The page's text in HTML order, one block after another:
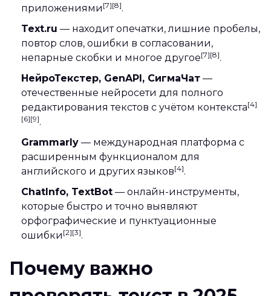
приложениями [7][8].
Text.ru — находит опечатки, лишние пробелы,
повтор слов, ошибки в согласовании,
непарные скобки и многое другое[7][8].
НейроТекстер, GenAPI, СигмаЧат —
отечественные нейросети для полного
редактирования текстов с учётом контекста[4]
[6][9].
Grammarly — международная платформа с
расширенным функционалом для
английского и других языков[4].
ChatInfo, TextBot — онлайн-инструменты,
которые быстро и точно выявляют
орфографические и пунктуационные
ошибки [2][3].
Почему важно